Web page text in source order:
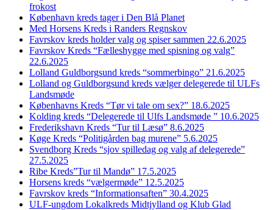
frokost
København kreds tager i Den Blå Planet
Med Horsens Kreds i Randers Regnskov
Favrskov kreds holder valg og spiser sammen 22.6.2025
Favrskov Kreds “Fælleshygge med spisning og valg”
22.6.2025
Lolland Guldborgsund kreds “sommerbingo” 21.6.2025
Lolland og Guldborgsund kreds vælger delegerede til ULFs
Landsmøde
Københavns Kreds “Tør vi tale om sex?” 18.6.2025
Kolding kreds “Delegerede til Ulfs Landsmøde ” 10.6.2025
Frederikshavn Kreds “Tur til Læsø” 8.6.2025
Køge Kreds “Politigården bag murene” 5.6.2025
Svendborg Kreds “sjov spilledag og valg af delegerede”
27.5.2025
Ribe Kreds”Tur til Mandø” 17.5.2025
Horsens kreds “vælgermøde” 12.5.2025
Favrskov kreds “Informationsaften” 30.4.2025
ULF-ungdom Lokalkreds Midtjylland og Klub Glad